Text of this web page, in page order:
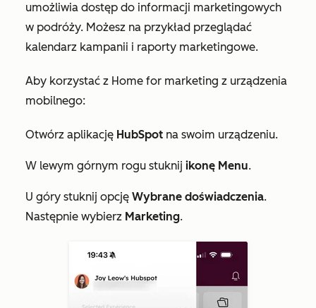
umożliwia dostęp do informacji marketingowych
w podróży. Możesz na przykład przeglądać
kalendarz kampanii i raporty marketingowe.
Aby korzystać z Home for marketing z urządzenia
mobilnego:
Otwórz aplikację HubSpot na swoim urządzeniu.
W lewym górnym rogu stuknij ikonę Menu.
U góry stuknij opcję Wybrane doświadczenia.
Następnie wybierz Marketing.